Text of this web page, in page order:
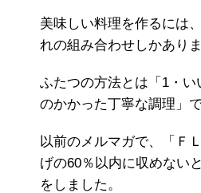
美味しい料理を作るには
れの組み合わせしかありま
ふたつの方法とは「1・い
のかかった丁寧な調理」で
以前のメルマガで、「Ｆ
げの60％以内に収めない
をしました。